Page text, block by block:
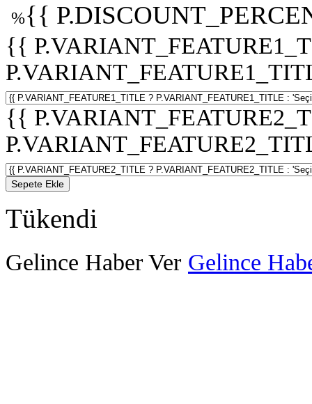
%{{
{{
{{
Sepete Ekle
Tükendi
Gelince Haber Ver Gelince